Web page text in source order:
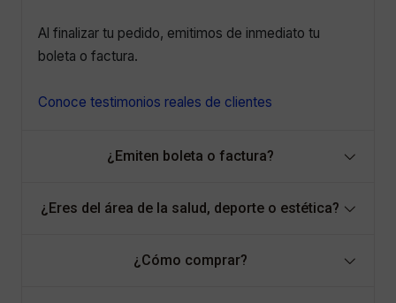
Al finalizar tu pedido, emitimos de inmediato tu
boleta o factura.
Conoce testimonios reales de clientes
¿Emiten boleta o factura?
¿Eres del área de la salud, deporte o estética?
¿Cómo comprar?